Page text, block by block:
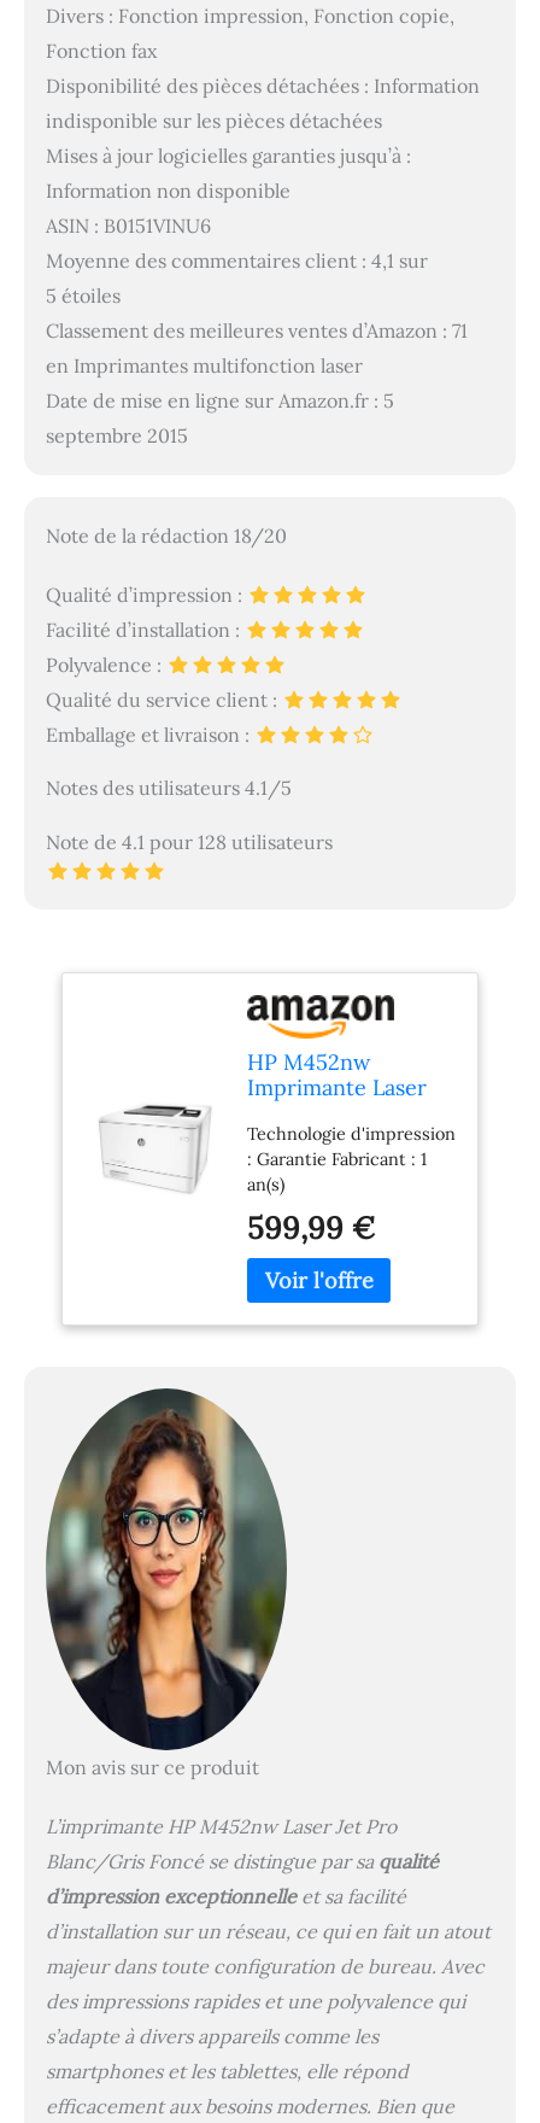
Divers : Fonction impression, Fonction copie,
Fonction fax
Disponibilité des pièces détachées : Information
indisponible sur les pièces détachées
Mises à jour logicielles garanties jusqu’à :
Information non disponible
ASIN : B0151VINU6
Moyenne des commentaires client : 4,1 sur
5 étoiles
Classement des meilleures ventes d’Amazon : 71
en Imprimantes multifonction laser
Date de mise en ligne sur Amazon.fr : 5
septembre 2015
Note de la rédaction 18/20
Qualité d’impression :
Facilité d’installation :
Polyvalence :
Qualité du service client :
Emballage et livraison :
Notes des utilisateurs 4.1/5
Note de 4.1 pour 128 utilisateurs
HP M452nw
Imprimante Laser
Foncé
Technologie d'impression
: Garantie Fabricant : 1
an(s)
599,99 €
Mon avis sur ce produit
L’imprimante HP M452nw Laser Jet Pro
Blanc/Gris Foncé se distingue par sa qualité
d’impression exceptionnelleet sa facilité
d’installation sur un réseau, ce qui en fait un atout
majeur dans toute configuration de bureau. Avec
des impressions rapides et une polyvalence qui
s’adapte à divers appareils comme les
smartphones et les tablettes, elle répond
efficacement aux besoins modernes. Bien que